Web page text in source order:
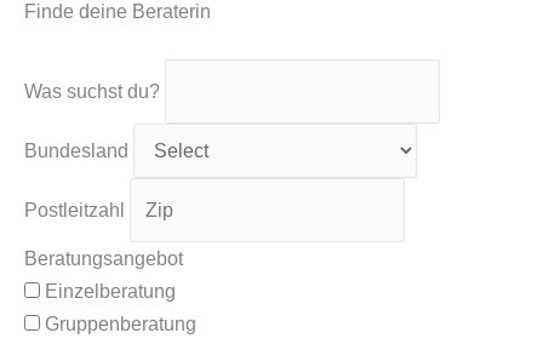
Finde deine Beraterin
Was suchst du?
Bundesland
Postleitzahl
Beratungsangebot
Einzelberatung
Gruppenberatung